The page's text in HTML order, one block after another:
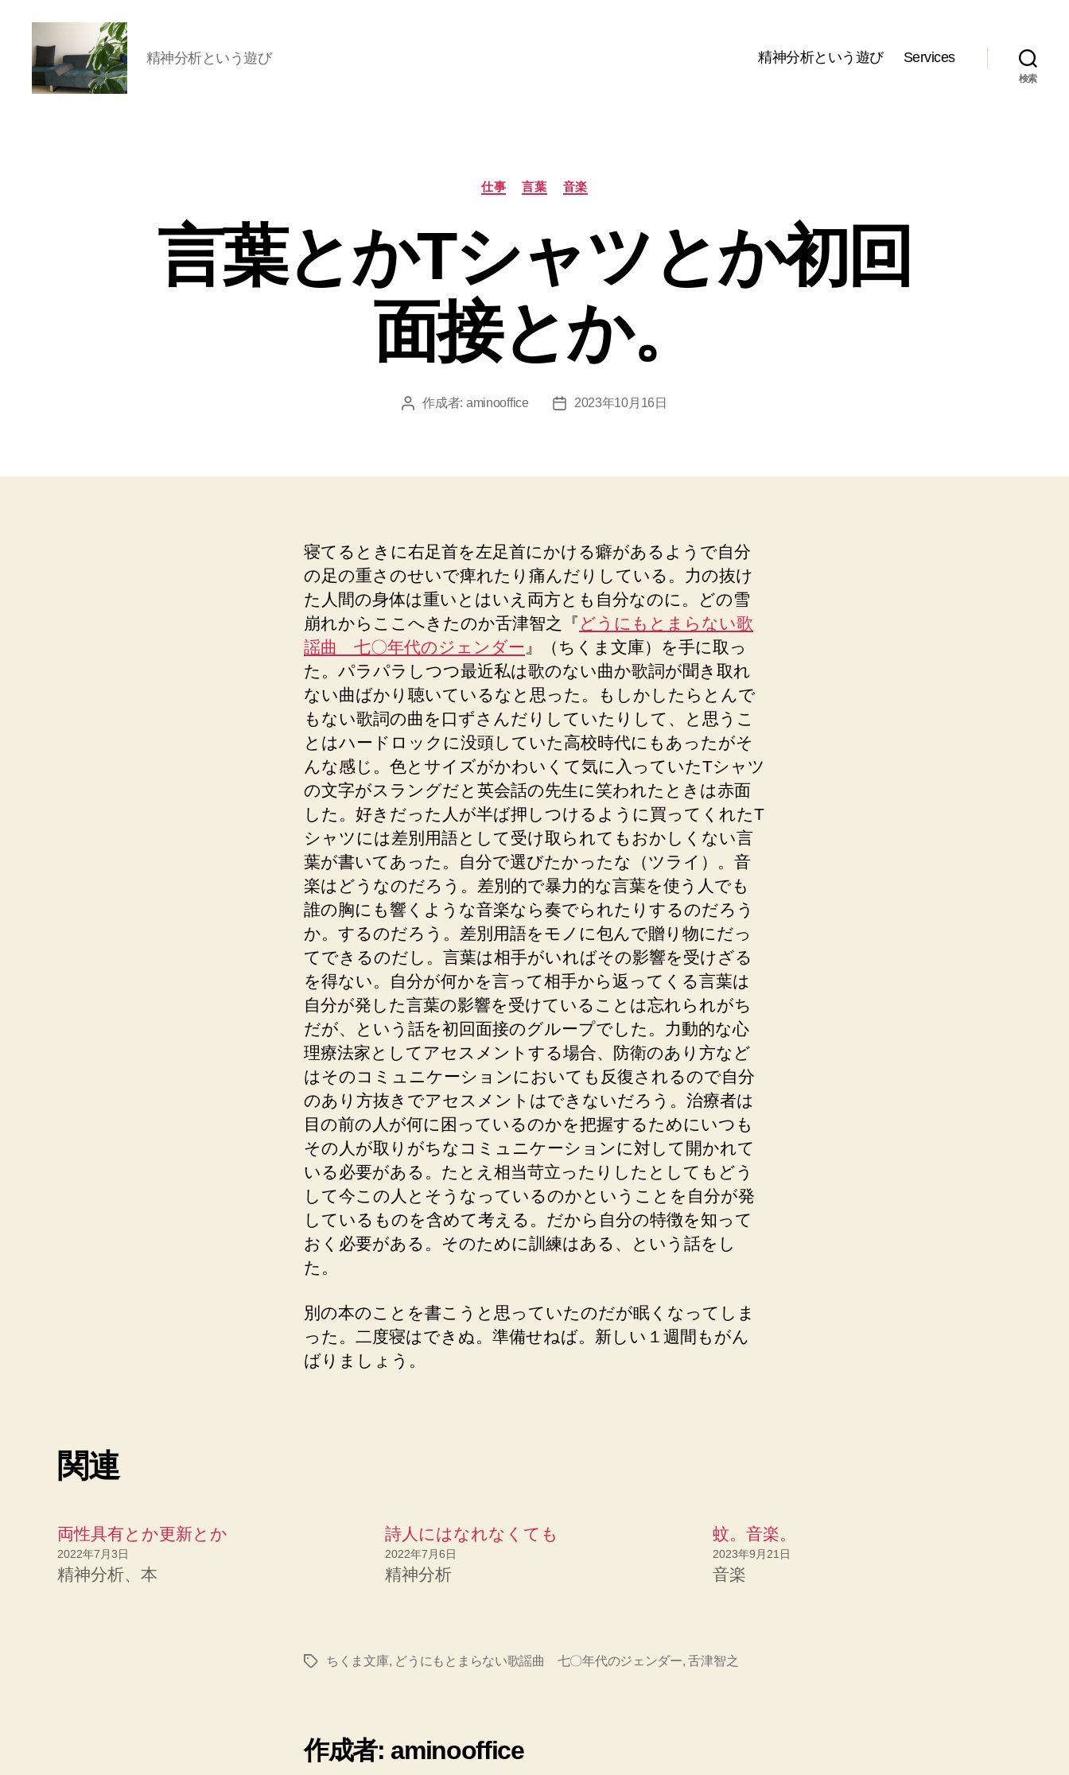
精神分析という遊び 精神分析という遊び Services
検索
カ
テ
ー
仕事 言葉 音楽
言葉とかTシャツとか初回
面接とか。
投 作成者: aminooffice
投
2023年10月16日
寝てるときに右足首を左足首にかける癖があるようで自分
の足の重さのせいで痺れたり痛んだりしている。力の抜け
た人間の身体は重いとはいえ両方とも自分なのに。どの雪
崩れからここへきたのか舌津智之『 どうにもとまらない歌
謡曲 七〇年代のジェンダー 』（ちくま文庫）を手に取っ
た。パラパラしつつ最近私は歌のない曲か歌詞が聞き取れ
ない曲ばかり聴いているなと思った。もしかしたらとんで
もない歌詞の曲を口ずさんだりしていたりして、と思うこ
とはハードロックに没頭していた高校時代にもあったがそ
んな感じ。色とサイズがかわいくて気に入っていたTシャツ
の文字がスラングだと英会話の先生に笑われたときは赤面
した。好きだった人が半ば押しつけるように買ってくれたT
シャツには差別用語として受け取られてもおかしくない言
葉が書いてあった。自分で選びたかったな（ツライ）。音
楽はどうなのだろう。差別的で暴力的な言葉を使う人でも
誰の胸にも響くような音楽なら奏でられたりするのだろう
か。するのだろう。差別用語をモノに包んで贈り物にだっ
てできるのだし。言葉は相手がいればその影響を受けざる
を得ない。自分が何かを言って相手から返ってくる言葉は
自分が発した言葉の影響を受けていることは忘れられがち
だが、という話を初回面接のグループでした。力動的な心
理療法家としてアセスメントする場合、防衛のあり方など
はそのコミュニケーションにおいても反復されるので自分
のあり方抜きでアセスメントはできないだろう。治療者は
目の前の人が何に困っているのかを把握するためにいつも
その人が取りがちなコミュニケーションに対して開かれて
いる必要がある。たとえ相当苛立ったりしたとしてもどう
して今この人とそうなっているのかということを自分が発
しているものを含めて考える。だから自分の特徴を知って
おく必要がある。そのために訓練はある、という話をし
た。
別の本のことを書こうと思っていたのだが眠くなってしま
った。二度寝はできぬ。準備せねば。新しい１週間もがん
ばりましょう。
関連
両性具有とか更新とか
2022年7月3日
精神分析、本
詩人にはなれなくても
2022年7月6日
精神分析
蚊。音楽。
2023年9月21日
音楽
タ
ちくま文庫, どうにもとまらない歌謡曲 七〇年代のジェンダー,舌津智之
作成者: aminooffice